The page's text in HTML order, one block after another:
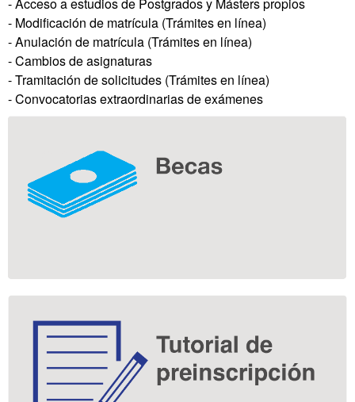
- Modificación de matrícula (Trámites en línea)
- Anulación de matrícula (Trámites en línea)
- Cambios de asignaturas
- Tramitación de solicitudes (Trámites en línea)
- Convocatorias extraordinarias de exámenes
Información
complementaria